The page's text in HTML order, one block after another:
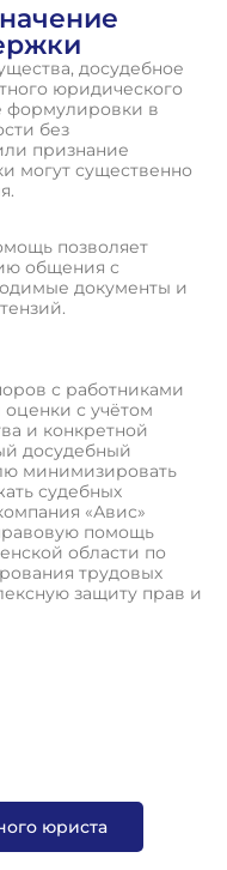
досудебное
юридического
формулировки в
без
признание
могут существенно
позволяет
общения с
документы и
с работниками
с учётом
и конкретной
досудебный
минимизировать
судебных
«Авис»
помощь
области по
трудовых
защиту прав и
юриста